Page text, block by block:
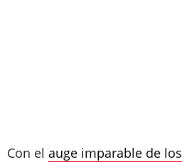
Con el auge imparable de